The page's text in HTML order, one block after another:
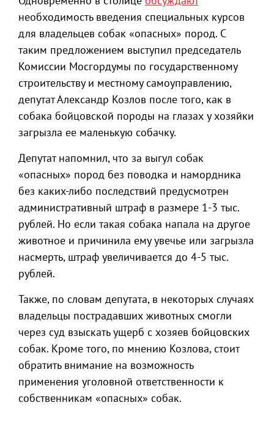
необходимость введения специальных курсов
для владельцев собак «опасных» пород. С
таким предложением выступил председатель
Комиссии Мосгордумы по государственному
строительству и местному самоуправлению,
депутат Александр Козлов после того, как в
собака бойцовской породы на глазах у хозяйки
загрызла ее маленькую собачку.
Депутат напомнил, что за выгул собак
«опасных» пород без поводка и намордника
без каких-либо последствий предусмотрен
административный штраф в размере 1-3 тыс.
рублей. Но если такая собака напала на другое
животное и причинила ему увечье или загрызла
насмерть, штраф увеличивается до 4-5 тыс.
рублей.
Также, по словам депутата, в некоторых случаях
владельцы пострадавших животных смогли
через суд взыскать ущерб с хозяев бойцовских
собак. Кроме того, по мнению Козлова, стоит
обратить внимание на возможность
применения уголовной ответственности к
собственникам «опасных» собак.